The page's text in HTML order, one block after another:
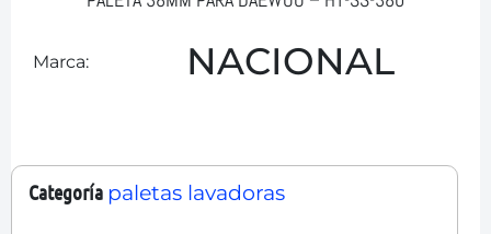
Marca: NACIONAL
Categoría paletas lavadoras